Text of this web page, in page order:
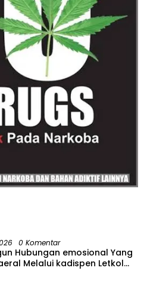
0 Komentar
Hubungan emosional Yang
Melalui kadispen Letkol